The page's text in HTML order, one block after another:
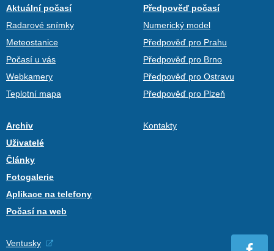
Aktuální počasí
Radarové snímky
Meteostanice
Počasí u vás
Webkamery
Teplotní mapa
Předpověď počasí
Numerický model
Předpověď pro Prahu
Předpověď pro Brno
Předpověď pro Ostravu
Předpověď pro Plzeň
Archiv
Uživatelé
Články
Fotogalerie
Aplikace na telefony
Počasí na web
Kontakty
Ventusky